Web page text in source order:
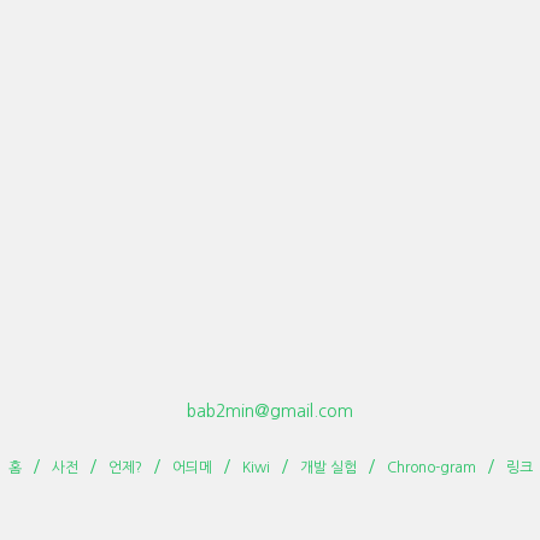
bab2min@gmail.com
홈 사전 언제? 어듸메 Kiwi 개발 실험 Chrono-gram 링크